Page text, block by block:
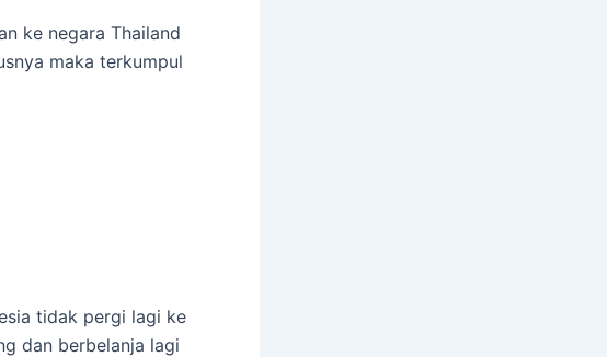
ke negara Thailand
maka terkumpul
tidak pergi lagi ke
dan berbelanja lagi